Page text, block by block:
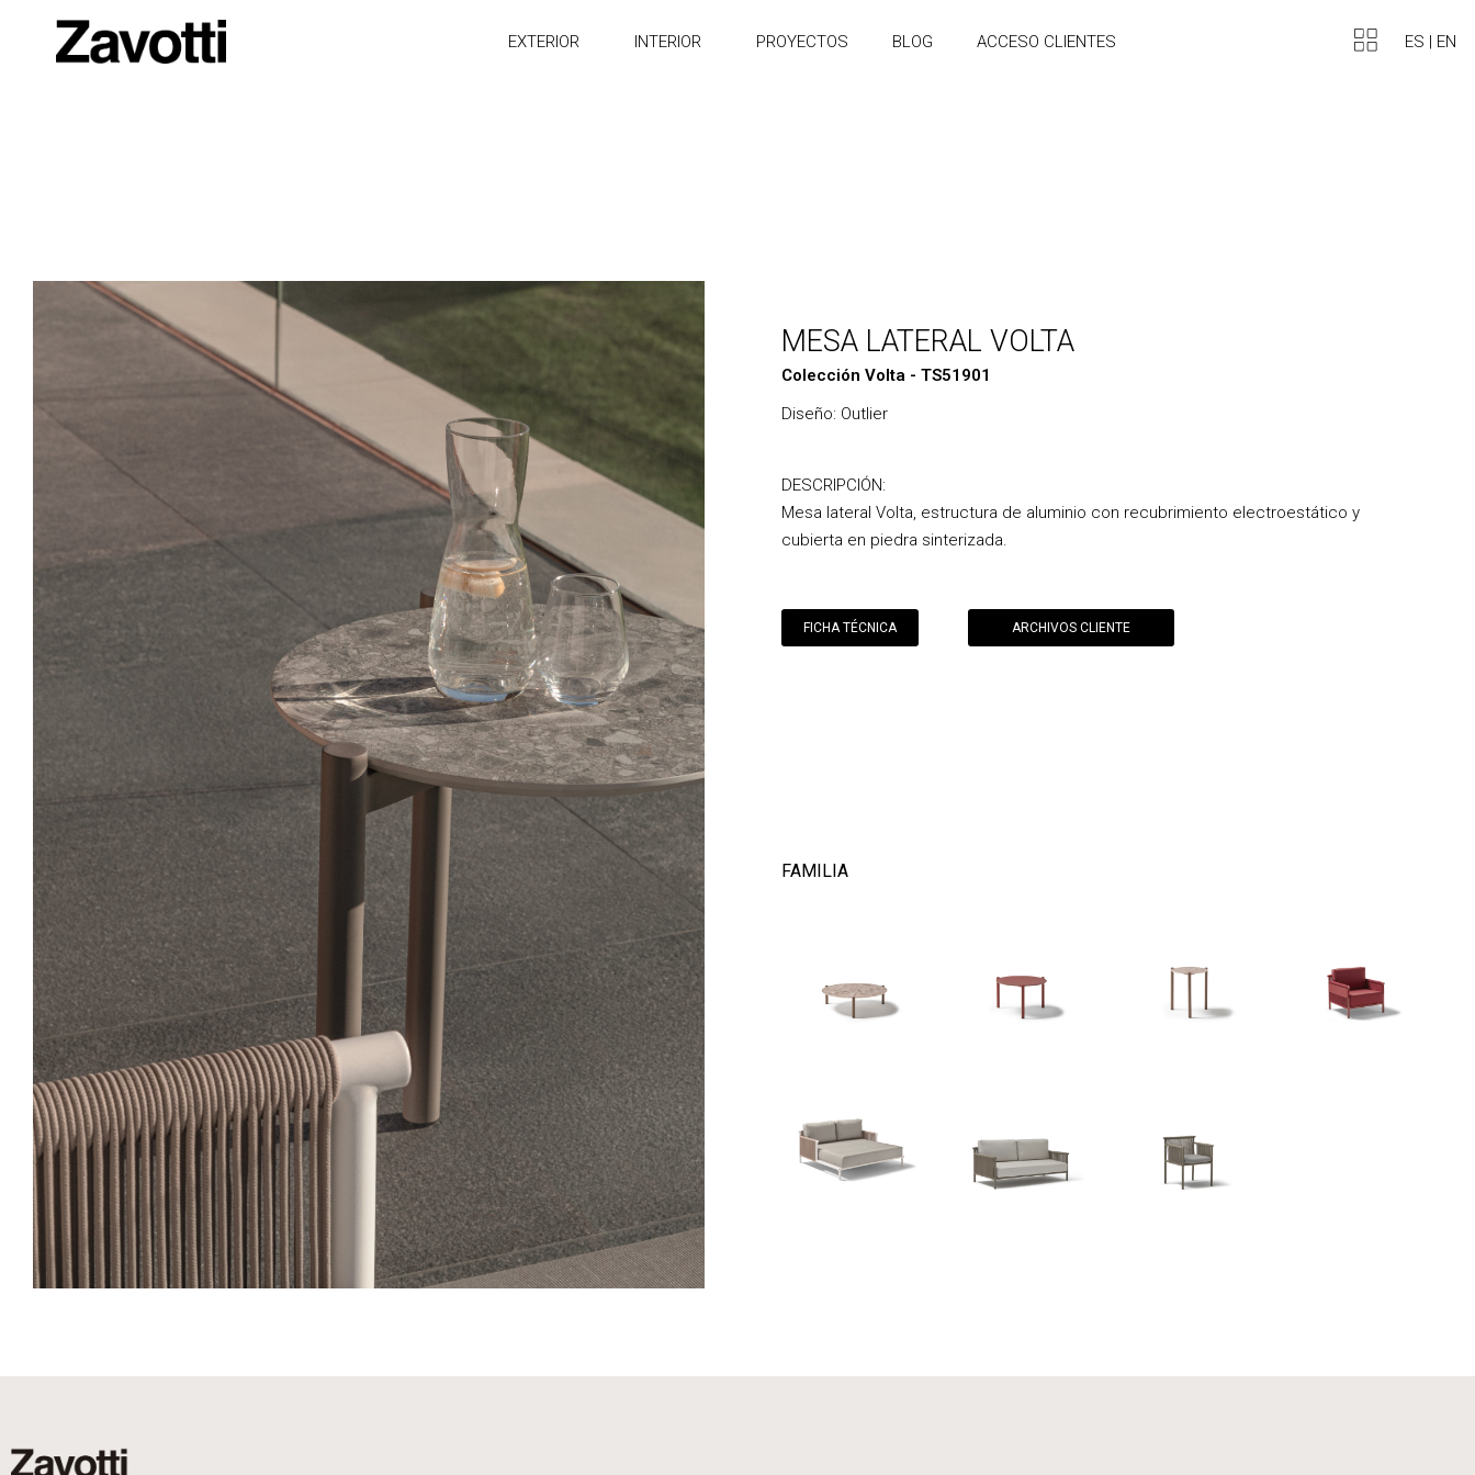
EXTERIOR INTERIOR PROYECTOS BLOG ACCESO CLIENTES ES | EN
MESA LATERAL VOLTA
Colección Volta - TS51901
Diseño: Outlier
DESCRIPCIÓN:
Mesa lateral Volta, estructura de aluminio con recubrimiento electroestático y
cubierta en piedra sinterizada.
FICHA TÉCNICA ARCHIVOS CLIENTE
FAMILIA